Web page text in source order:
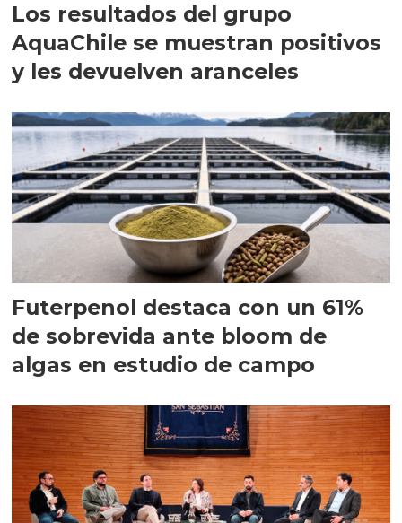
Los resultados del grupo
AquaChile se muestran positivos
y les devuelven aranceles
Futerpenol destaca con un 61%
de sobrevida ante bloom de
algas en estudio de campo